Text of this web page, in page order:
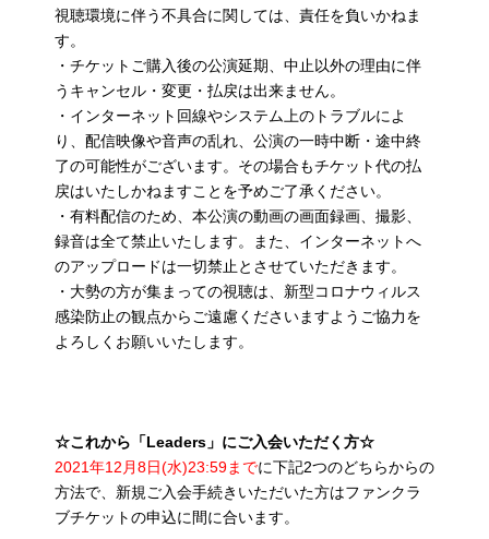
視聴環境に伴う不具合に関しては、責任を負いかねま
す。
・チケットご購入後の公演延期、中止以外の理由に伴
うキャンセル・変更・払戻は出来ません。
・インターネット回線やシステム上のトラブルによ
り、配信映像や音声の乱れ、公演の一時中断・途中終
了の可能性がございます。その場合もチケット代の払
戻はいたしかねますことを予めご了承ください。
・有料配信のため、本公演の動画の画面録画、撮影、
録音は全て禁止いたします。また、インターネットへ
のアップロードは一切禁止とさせていただきます。
・大勢の方が集まっての視聴は、新型コロナウィルス
感染防止の観点からご遠慮くださいますようご協力を
よろしくお願いいたします。
☆これから「Leaders」にご入会いただく方☆
2021年12月8日(水)23:59までに下記2つのどちらからの
方法で、新規ご入会手続きいただいた方はファンクラ
ブチケットの申込に間に合います。